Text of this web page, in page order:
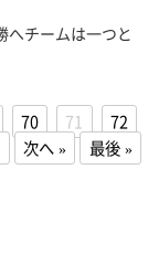
へチームは一つと
70 71
72
次へ 最後